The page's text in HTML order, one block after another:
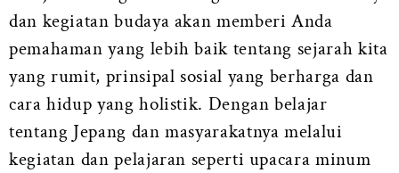
dan kegiatan budaya akan memberi Anda
pemahaman yang lebih baik tentang sejarah kita
yang rumit, prinsipal sosial yang berharga dan
cara hidup yang holistik. Dengan belajar
tentang Jepang dan masyarakatnya melalui
kegiatan dan pelajaran seperti upacara minum